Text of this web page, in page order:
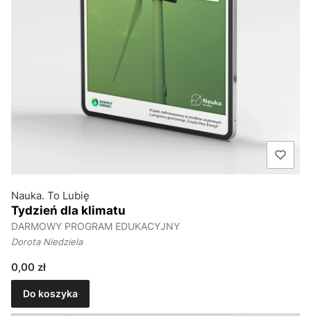
Tydzień dla klimatu
DARMOWY PROGRAM EDUKACYJNY
Dorota Niedziela
Nauka. To Lubię
Cena
0,00 zł
Do koszyka